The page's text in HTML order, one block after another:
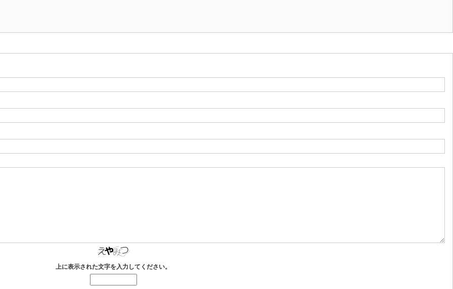
上に表示された文字を入力してください。